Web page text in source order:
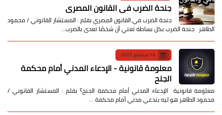
جنحة الضرب في القانون المصري
جنحة الضرب في القانون المصري بقلم : المستشار القانوني / محمود
الطاهر جنحة الضرب بكل بساطة تعني أن شخصًا تعدى بالضرب…
14 سبتمبر 2022
معلومة قانونية - الإدعاء المدني أمام محكمة
الجنح
معلومة قانونية الإدعاء المدني أمام محكمة الجنح؟ بقلم : المستشار القانوني /
محمود الطاهر هو ليه بندعي مدني أمام محكمة …